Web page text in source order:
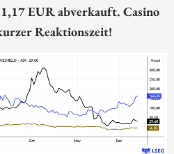
EUR abverkauft. Casino
Reaktionszeit!